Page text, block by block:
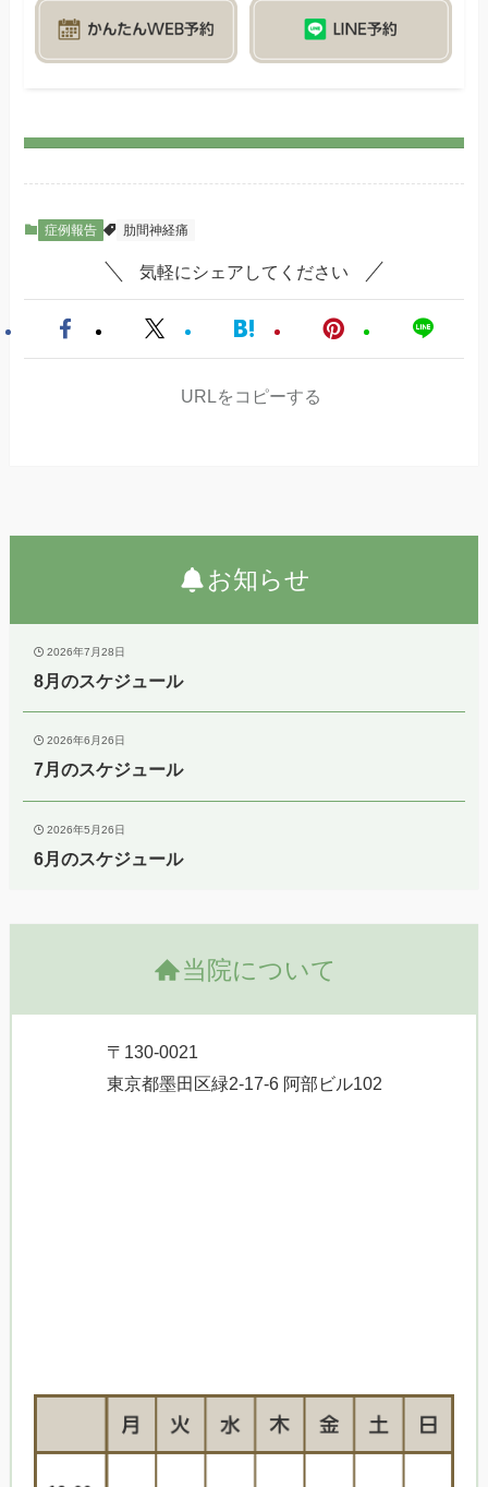
症例報告 肋間神経痛
気軽にシェアしてください
URLをコピーする
お知らせ
2026年7月28日
8月のスケジュール
2026年6月26日
7月のスケジュール
2026年5月26日
6月のスケジュール
当院について
〒130-0021
東京都墨田区緑2-17-6 阿部ビル102